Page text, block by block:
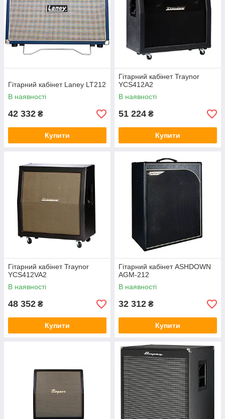
Гітарний кабінет Laney LT212
В наявності
42 332 ₴
Купити
Гітарний кабінет Traynor
YCS412A2
В наявності
51 224 ₴
Купити
Гітарний кабінет Traynor
YCS412VA2
В наявності
48 352 ₴
Купити
Гітарний кабінет ASHDOWN
AGM-212
В наявності
32 312 ₴
Купити